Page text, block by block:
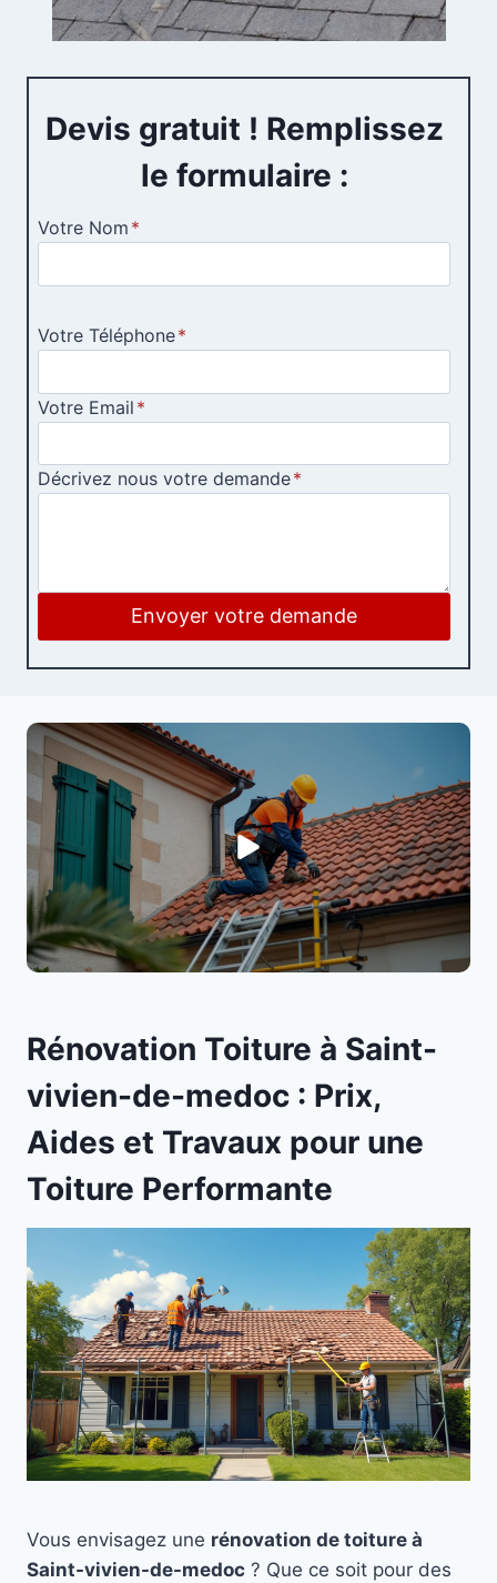
Devis gratuit ! Remplissez
le formulaire :
Votre Nom *
Votre Téléphone*
Votre Email *
Décrivez nous votre demande*
Envoyer votre demande
Rénovation Toiture à Saint-
vivien-de-medoc : Prix,
Aides et Travaux pour une
Toiture Performante
Vous envisagez une rénovation de toiture à
Saint-vivien-de-medoc ? Que ce soit pour des